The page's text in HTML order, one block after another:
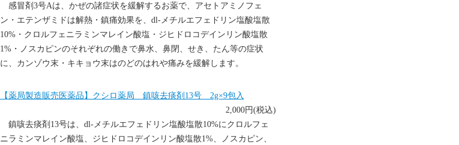
感冒剤3号Aは、かぜの諸症状を緩解するお薬で、アセトアミノフェ
ン・エテンザミドは解熱・鎮痛効果を、dl-メチルエフェドリン塩酸塩散
10%・クロルフェニラミンマレイン酸塩・ジヒドロコデインリン酸塩散
1%・ノスカピンのそれぞれの働きで鼻水、鼻閉、せき、たん等の症状
に、カンゾウ末・キキョウ末はのどのはれや痛みを緩解します。
【薬局製造販売医薬品】クシロ薬局 鎮咳去痰剤13号 2g×9包入
2,000円(税込)
鎮咳去痰剤13号は、dl-メチルエフェドリン塩酸塩散10%にクロルフェ
ニラミンマレイン酸塩、ジヒドロコデインリン酸塩散1%、ノスカピン、